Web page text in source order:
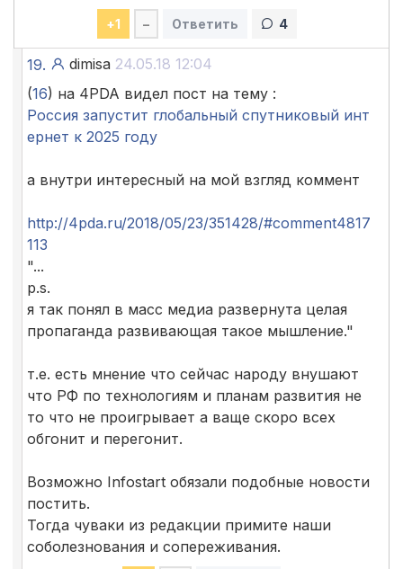
+1 – Ответить 4
19. dimisa 24.05.18 12:04
(16) на 4PDA видел пост на тему :
Россия запустит глобальный спутниковый инт
ернет к 2025 году
а внутри интересный на мой взгляд коммент
http://4pda.ru/2018/05/23/351428/#comment4817
113
"...
p.s.
я так понял в масс медиа развернута целая
пропаганда развивающая такое мышление."
т.е. есть мнение что сейчас народу внушают
что РФ по технологиям и планам развития не
то что не проигрывает а ваще скоро всех
обгонит и перегонит.
Возможно Infostart обязали подобные новости
постить.
Тогда чуваки из редакции примите наши
соболезнования и сопереживания.